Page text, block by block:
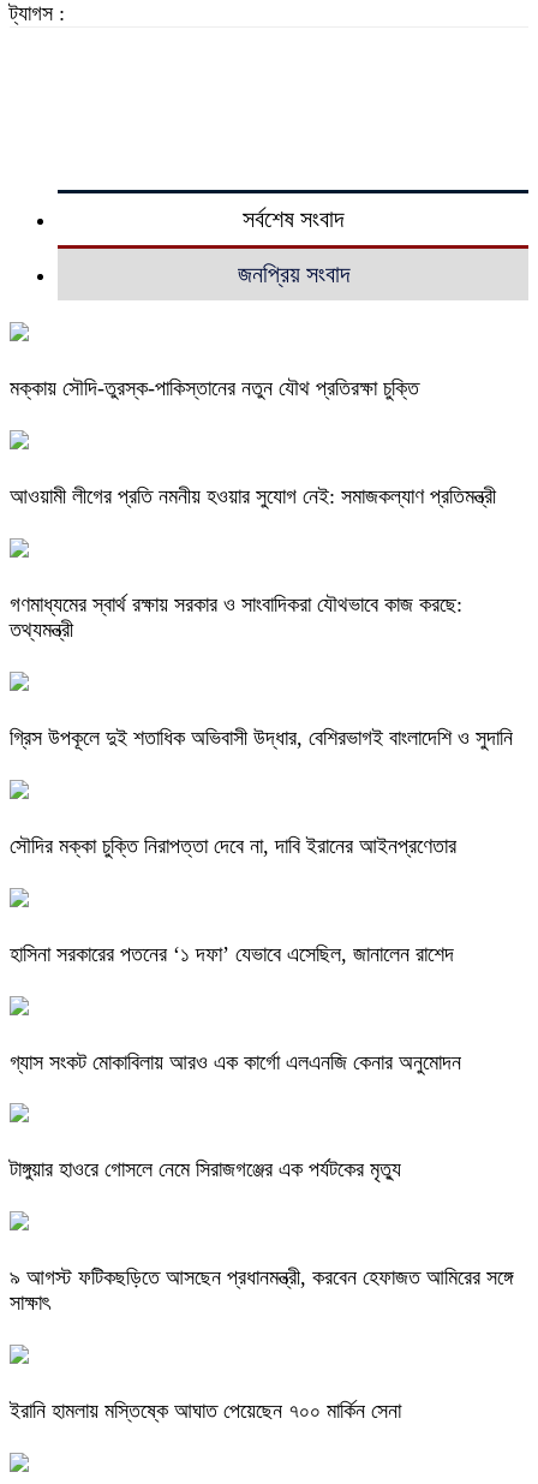
ট্যাগস :
সর্বশেষ সংবাদ
জনপ্রিয় সংবাদ
মক্কায় সৌদি-তুরস্ক-পাকিস্তানের নতুন যৌথ প্রতিরক্ষা চুক্তি
আওয়ামী লীগের প্রতি নমনীয় হওয়ার সুযোগ নেই: সমাজকল্যাণ প্রতিমন্ত্রী
গণমাধ্যমের স্বার্থ রক্ষায় সরকার ও সাংবাদিকরা যৌথভাবে কাজ করছে:
তথ্যমন্ত্রী
গ্রিস উপকূলে দুই শতাধিক অভিবাসী উদ্ধার, বেশিরভাগই বাংলাদেশি ও সুদানি
সৌদির মক্কা চুক্তি নিরাপত্তা দেবে না, দাবি ইরানের আইনপ্রণেতার
হাসিনা সরকারের পতনের ‘১ দফা’ যেভাবে এসেছিল, জানালেন রাশেদ
গ্যাস সংকট মোকাবিলায় আরও এক কার্গো এলএনজি কেনার অনুমোদন
টাঙ্গুয়ার হাওরে গোসলে নেমে সিরাজগঞ্জের এক পর্যটকের মৃত্যু
৯ আগস্ট ফটিকছড়িতে আসছেন প্রধানমন্ত্রী, করবেন হেফাজত আমিরের সঙ্গে
সাক্ষাৎ
ইরানি হামলায় মস্তিষ্কে আঘাত পেয়েছেন ৭০০ মার্কিন সেনা